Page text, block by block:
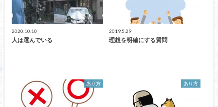
2020.10.10
人は選んでいる
2019.5.29
理想を明確にする質問
あり方 あり方